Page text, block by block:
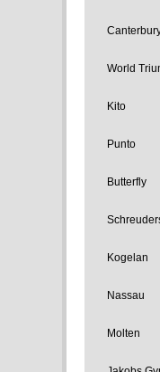
World
Kito
Punto
Butterfly
Kogelan
Nassau
Molten